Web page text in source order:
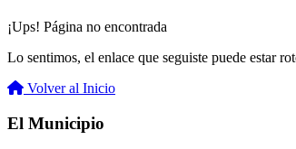
¡Ups! Página no encontrada
Lo sentimos, el enlace que seguiste puede estar
Volver al Inicio
El Municipio